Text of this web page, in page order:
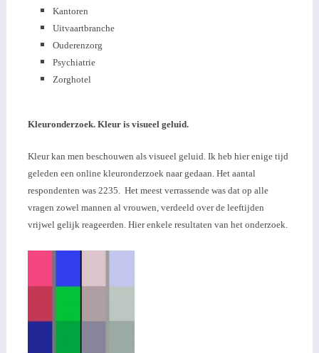
Kantoren
Uitvaartbranche
Ouderenzorg
Psychiatrie
Zorghotel
Kleuronderzoek. Kleur is visueel geluid.
Kleur kan men beschouwen als visueel geluid. Ik heb hier enige tijd
geleden een online kleuronderzoek naar gedaan. Het aantal
respondenten was 2235. Het meest verrassende was dat op alle
vragen zowel mannen al vrouwen, verdeeld over de leeftijden
vrijwel gelijk reageerden. Hier enkele resultaten van het onderzoek.